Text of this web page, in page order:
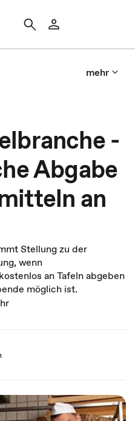
mehr
-
Abgabe
an
Stellung zu der
wenn
an Tafeln abgeben
möglich ist.